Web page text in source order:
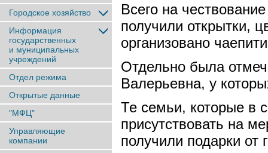
Городское хозяйство
Информация
государственных
и муниципальных
учреждений
Отдел режима
Открытые данные
"МФЦ"
Управляющие
компании
Всего на
получили открытки,
организовано
Отдельно была
Валерьевна, у
Те семьи, которые в
присутствовать на
получили подарки от